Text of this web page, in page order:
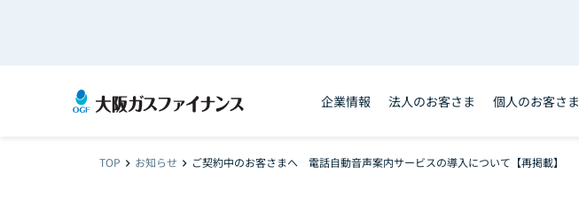
企業情報 法人のお客さま 個人のお客さま
TOP chevron_right お知らせ chevron_right ご契約中のお客さまへ 電話自動音声案内サービスの導入について【再掲載】